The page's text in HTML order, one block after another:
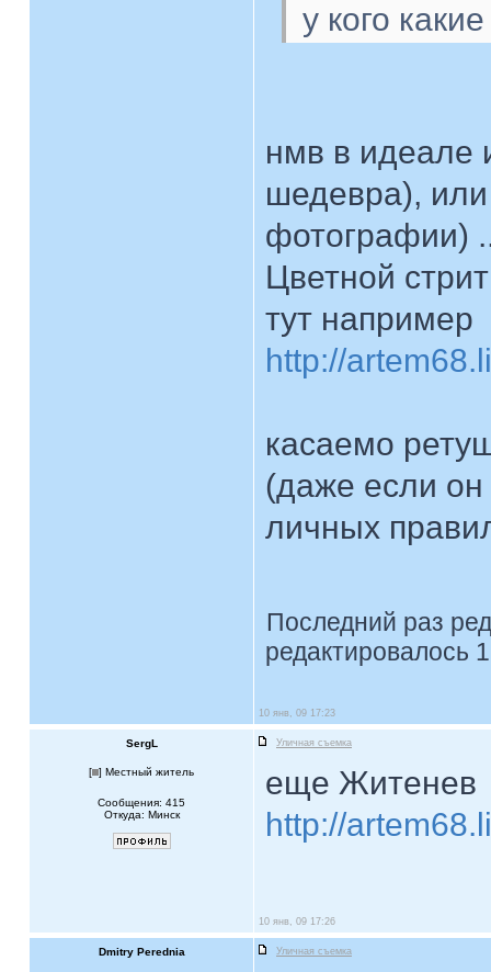
у кого
нмв в идеале
шедевра),
фотографии)
Цветной
тут например
http://
касаемо
(даже если он
личных
Последний раз
редактировалось
10 янв, 09 17:23
SergL Уличная съемка
[ ] Местный житель
Сообщения: 415
Откуда: Минск
еще Житенев
http://
10 янв, 09 17:26
Dmitry Perednia Уличная съемка